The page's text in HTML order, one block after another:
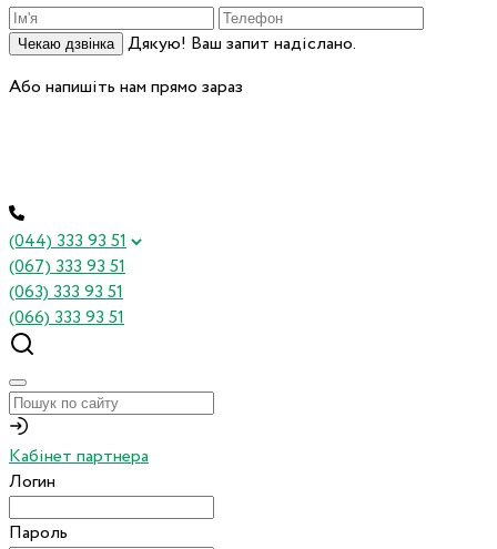
Чекаю дзвінка
Дякую! Ваш запит надіслано.
Або напишіть нам прямо зараз
(044) 333 93 51
(067) 333 93 51
(063) 333 93 51
(066) 333 93 51
Кабінет партнера
Логин
Пароль